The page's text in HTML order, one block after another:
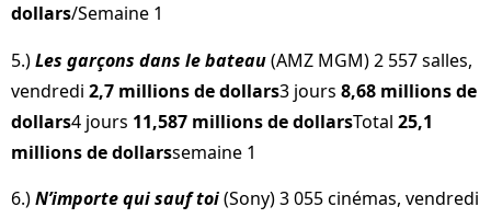
dollars/Semaine 1
5.)Les garçons dans le bateau(AMZ MGM) 2 557 salles,
vendredi 2,7 millions de dollars3 jours 8,68 millions de
dollars4 jours 11,587 millions de dollarsTotal 25,1
millions de dollarssemaine 1
6.)N’importe qui sauf toi(Sony) 3 055 cinémas, vendredi